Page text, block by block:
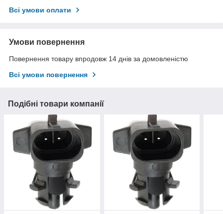
Всі умови оплати
Умови повернення
Повернення товару впродовж 14 днів за домовленістю
Всі умови повернення
Подібні товари компанії